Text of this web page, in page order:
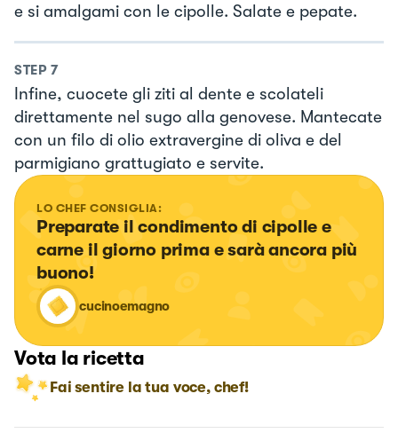
e si amalgami con le cipolle. Salate e pepate.
STEP 7
Infine, cuocete gli ziti al dente e scolateli
direttamente nel sugo alla genovese. Mantecate
con un filo di olio extravergine di oliva e del
parmigiano grattugiato e servite.
LO CHEF CONSIGLIA:
Preparate il condimento di cipolle e
carne il giorno prima e sarà ancora più
buono!
cucinoemagno
Vota la ricetta
Fai sentire la tua voce, chef!